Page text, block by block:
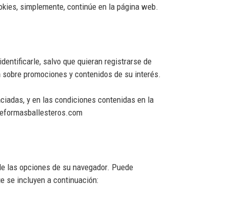
simplemente, continúe en la página web.
salvo que quieran registrarse de
promociones y contenidos de su interés.
y en las condiciones contenidas en la
las opciones de su navegador. Puede
se incluyen a continuación: